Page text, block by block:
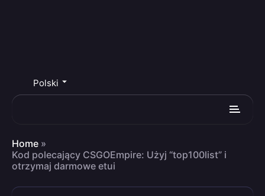
Polski
Home »
Kod polecający CSGOEmpire: Użyj “top100list” i
otrzymaj darmowe etui